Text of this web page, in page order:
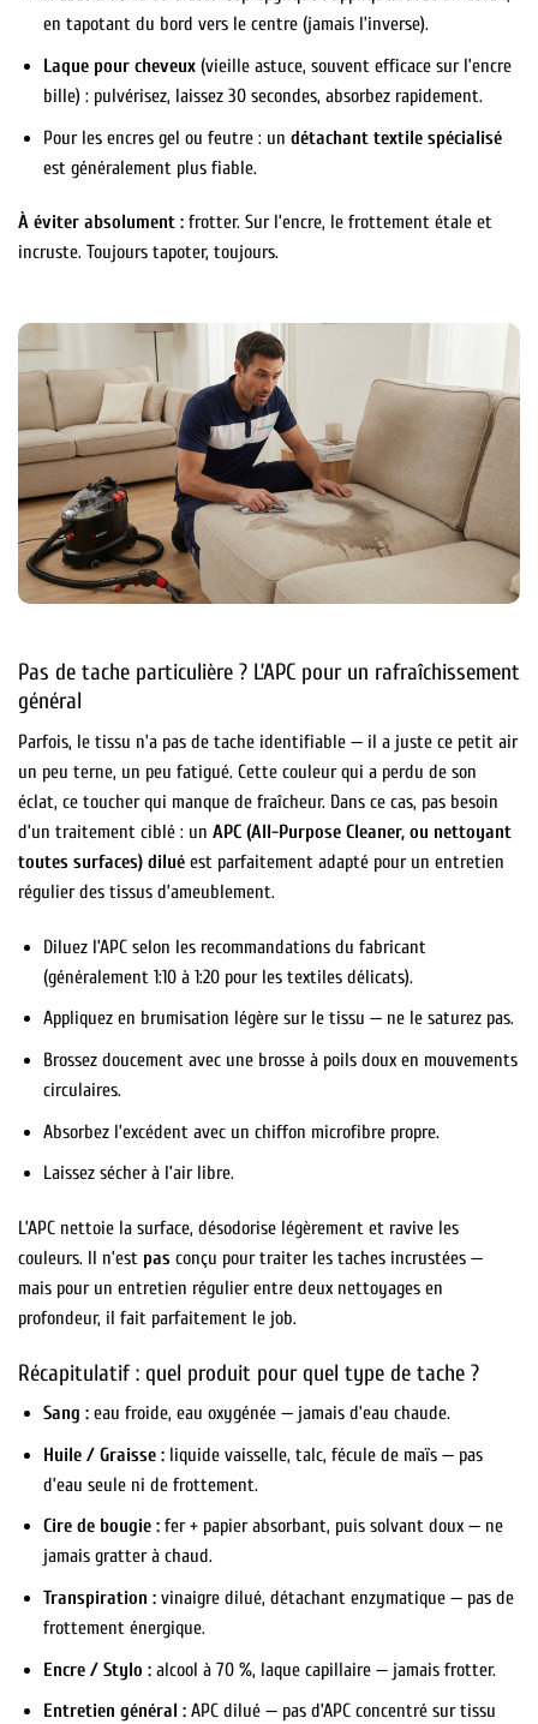
en tapotant du bord vers le centre (jamais l’inverse).
Laque pour cheveux(vieille astuce, souvent efficace sur l’encre
bille) : pulvérisez, laissez 30 secondes, absorbez rapidement.
Pour les encres gel ou feutre : un détachant textile spécialisé
est généralement plus fiable.
À éviter absolument : frotter. Sur l’encre, le frottement étale et
incruste. Toujours tapoter, toujours.
Pas de tache particulière ? L’APC pour un rafraîchissement
général
Parfois, le tissu n’a pas de tache identifiable — il a juste ce petit air
un peu terne, un peu fatigué. Cette couleur qui a perdu de son
éclat, ce toucher qui manque de fraîcheur. Dans ce cas, pas besoin
d’un traitement ciblé : un APC (All-Purpose Cleaner, ou nettoyant
toutes surfaces) dilué est parfaitement adapté pour un entretien
régulier des tissus d’ameublement.
Diluez l’APC selon les recommandations du fabricant
(généralement 1:10 à 1:20 pour les textiles délicats).
Appliquez en brumisation légère sur le tissu — ne le saturez pas.
Brossez doucement avec une brosse à poils doux en mouvements
circulaires.
Absorbez l’excédent avec un chiffon microfibre propre.
Laissez sécher à l’air libre.
L’APC nettoie la surface, désodorise légèrement et ravive les
couleurs. Il n’est pas conçu pour traiter les taches incrustées —
mais pour un entretien régulier entre deux nettoyages en
profondeur, il fait parfaitement le job.
Récapitulatif : quel produit pour quel type de tache ?
Sang :eau froide, eau oxygénée — jamais d’eau chaude.
Huile / Graisse :liquide vaisselle, talc, fécule de maïs — pas
d’eau seule ni de frottement.
Cire de bougie :fer + papier absorbant, puis solvant doux — ne
jamais gratter à chaud.
Transpiration :vinaigre dilué, détachant enzymatique — pas de
frottement énergique.
Encre / Stylo :alcool à 70 %, laque capillaire — jamais frotter.
Entretien général :APC dilué — pas d’APC concentré sur tissu